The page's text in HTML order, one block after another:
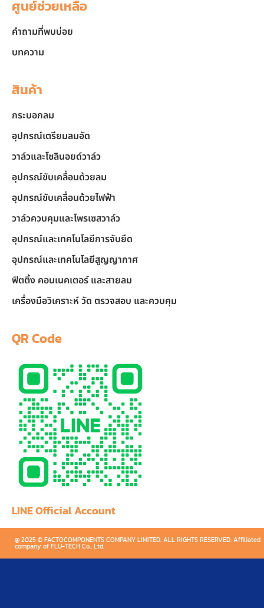
ศูนย์ช่วยเหลือ
คำถามที่พบบ่อย
บทความ
สินค้า
กระบอกลม
อุปกรณ์เตรียมลมอัด
วาล์วและโซลินอยด์วาล์ว
อุปกรณ์ขับเคลื่อนด้วยลม
อุปกรณ์ขับเคลื่อนด้วยไฟฟ้า
วาล์วควบคุมและโพรเซสวาล์ว
อุปกรณ์และเทคโนโลยีการจับยึด
อุปกรณ์และเทคโนโลยีสูญญากาศ
ฟิตติ้ง คอนเนคเตอร์ และสายลม
เครื่องมือวิเคราะห์ วัด ตรวจสอบ และควบคุม
QR Code
LINE Official Account
@ 2025 © FACTOCOMPONENTS COMPANY LIMITED. ALL RIGHTS RESERVED. Affiliated
company of FLU-TECH Co., Ltd.